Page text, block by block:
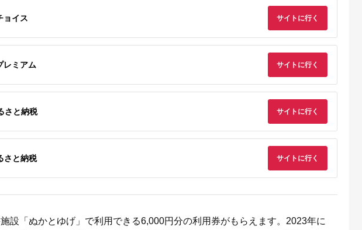
05 茨城県産コシヒ
【ふるさと納税】ホテ
No.422 入浴回数券1
屋久島プライベート＆
豊岡市旅行クーポン
ョイス サイトに行く
レミアム サイトに行く
さと納税 サイトに行く
さと納税 サイトに行く
設「ぬかとゆげ」で利用できる6,000円分の利用券がもらえます。2023年に